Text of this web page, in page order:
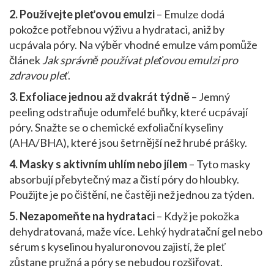
2. Používejte pleťovou emulzi– Emulze dodá
pokožce potřebnou výživu a hydrataci, aniž by
ucpávala póry. Na výběr vhodné emulze vám pomůže
článekJak správně používat pleťovou emulzi pro
zdravou pleť.
3. Exfoliace jednou až dvakrát týdně– Jemný
peeling odstraňuje odumřelé buňky, které ucpávají
póry. Snažte se o chemické exfoliační kyseliny
(AHA/BHA), které jsou šetrnější než hrubé prášky.
4. Masky s aktivním uhlím nebo jílem– Tyto masky
absorbují přebytečný maz a čistí póry do hloubky.
Použijte je po čištění, ne častěji než jednou za týden.
5. Nezapomeňte na hydrataci– Když je pokožka
dehydratovaná, maže více. Lehký hydratační gel nebo
sérum s kyselinou hyaluronovou zajistí, že pleť
zůstane pružná a póry se nebudou rozšiřovat.